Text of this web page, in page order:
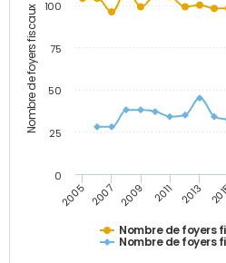
Nombre de foyers fiscaux
Nombre de foyers
Nombre de foyers
2005 2007 2009 2011 2013
0
25
50
75
100